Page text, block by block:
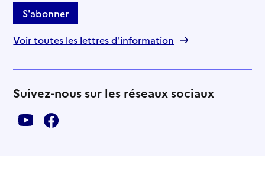
S'abonner
Voir toutes les lettres d'information
Suivez-nous sur les réseaux sociaux